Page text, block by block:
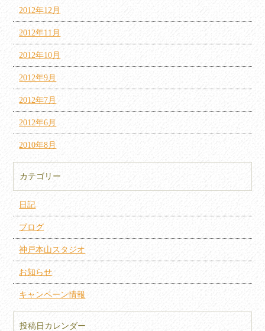
2012年12月
2012年11月
2012年10月
2012年9月
2012年7月
2012年6月
2010年8月
カテゴリー
日記
ブログ
神戸本山スタジオ
お知らせ
キャンペーン情報
投稿日カレンダー